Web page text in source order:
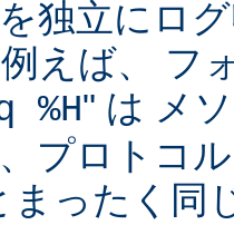
独立にロ
えば、 フ
%H" は メ
プロトコ
まったく同